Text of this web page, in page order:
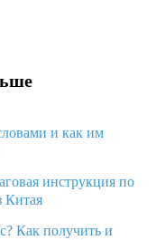
и как им
инструкция по
Китая
Как получить и